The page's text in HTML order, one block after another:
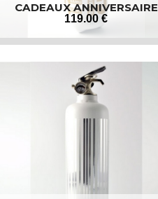
CADEAUX ANNIVERSAIRE
119.00 €